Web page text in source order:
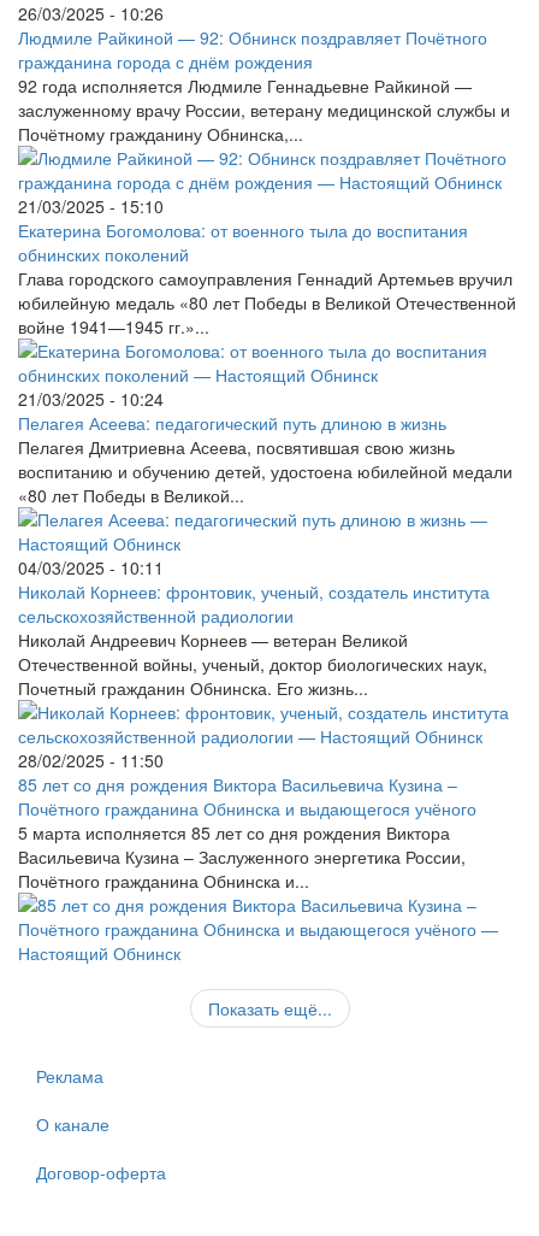
26/03/2025 - 10:26
Людмиле Райкиной — 92: Обнинск поздравляет Почётного
гражданина города с днём рождения
92 года исполняется Людмиле Геннадьевне Райкиной —
заслуженному врачу России, ветерану медицинской службы и
Почётному гражданину Обнинска,...
21/03/2025 - 15:10
Екатерина Богомолова: от военного тыла до воспитания
обнинских поколений
Глава городского самоуправления Геннадий Артемьев вручил
юбилейную медаль «80 лет Победы в Великой Отечественной
войне 1941—1945 гг.»...
21/03/2025 - 10:24
Пелагея Асеева: педагогический путь длиною в жизнь
Пелагея Дмитриевна Асеева, посвятившая свою жизнь
воспитанию и обучению детей, удостоена юбилейной медали
«80 лет Победы в Великой...
04/03/2025 - 10:11
Николай Корнеев: фронтовик, ученый, создатель института
сельскохозяйственной радиологии
Николай Андреевич Корнеев — ветеран Великой
Отечественной войны, ученый, доктор биологических наук,
Почетный гражданин Обнинска. Его жизнь...
28/02/2025 - 11:50
85 лет со дня рождения Виктора Васильевича Кузина –
Почётного гражданина Обнинска и выдающегося учёного
5 марта исполняется 85 лет со дня рождения Виктора
Васильевича Кузина – Заслуженного энергетика России,
Почётного гражданина Обнинска и...
Показать ещё...
Реклама
О канале
Договор-оферта